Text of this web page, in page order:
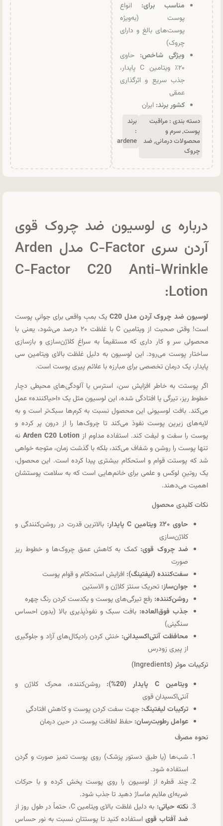
مناسب برای: انواع
پوست (به‌ویژه
پوست‌های بالغ و دارای
چروک)
ویژگی شاخص: حاوی
۲۰٪ ویتامین C پایدار،
جذب سریع و اثرگذاری
عمقی
کشور برند: ایران
دسته بندی : مراقبت
پوست,سرم و
محصولات درمانی,ضد
چروک
برند
:
ardene
درباره ی لوسیون ضد چروک قوی
آردن سری C-Factor مدل Arden
C-Factor C20 Anti-Wrinkle
Lotion:
لوسیون ضد چروک آردن مدل C20
یک بمبِ واقعی برای جوانیِ پوست
است! وقتی صحبت از ویتامین C با غلظت ۲۰ درصد می‌شود، یعنی با
محصولی سر و کار داری که مستقیماً به سراغ کلاژن‌سازی و بازسازی
ساختار پوست می‌رود. این لوسیون به دلیل غلظت بالای ویتامین سی
پایدار، یک درمان تخصصی برای مبارزه با علائم پیری پوست است.
اگر پوستت به خاطر افزایش سن، استرس یا آلودگی‌های محیطی دچار
خطوط ریز، تیرگی یا افتادگی شده، این لوسیون مثل یک «احیاکننده» عمل
می‌کند. بافت لوسیونی این محصول نسبت به کرم‌ها سبک‌تر است و به
لایه‌های زیرین پوست نفوذ می‌کند تا چروک‌ها را از درون پر کرده و
پوست را سفت و لیفت کند. استفاده مداوم از Arden C20 Lotion نه
تنها پوست را روشن و شفاف می‌کند، بلکه با گذشت زمان، متوجه خواهی
شد که پوستت قوام و استحکام بیشتری پیدا کرده است. این محصول،
یک روتینِ لوکس و علمی برای خانم‌هایی است که به سلامت پوستشان
اهمیت می‌دهند.
نکات کلیدی محصول
حاوی ۲۰٪ ویتامین C پایدار:
بالاترین قدرت در روشن‌کنندگی و
کلاژن‌سازی
ضد چروک قوی: کمک به کاهش عمق چروک‌ها و خطوط ریز
صورت
سفت‌کننده (لیفتینگ): افزایش استحکام و قوام پوست
جوان‌ساز: تحریک سنتز کلاژن و الاستین
روشن‌کننده: رفع تیرگی‌های پوست و یکدست کردن رنگ چهره
جذب فوق‌العاده: بافت سبک و نفوذپذیری بالا (بدون احساس
سنگینی)
محافظت آنتی‌اکسیدانی: خنثی کردن رادیکال‌های آزاد و جلوگیری
از پیری زودرس
ترکیبات موثر (Ingredients)
ویتامین C پایدار (20%):
روشن‌کننده، محرک کلاژن و
آنتی‌اکسیدان قوی
ترکیبات لیفتینگ: جهت سفت کردن پوست و کاهش افتادگی
عوامل رطوبت‌رسان: حفظ لطافت پوست در حین درمان
نحوه مصرف
شب‌ها (یا طبق دستور پزشک) روی پوست تمیز صورت و گردن
استفاده شود.
چند قطره از لوسیون را روی پوست پخش کرده و با حرکات
ضربه‌ای ملایم ماساژ دهید تا جذب شود.
نکته حیاتی: به دلیل غلظت بالای ویتامین C، حتماً در طول روز از
ضد آفتاب قویاستفاده کنید تا پوستتان نسبت به نور حساس